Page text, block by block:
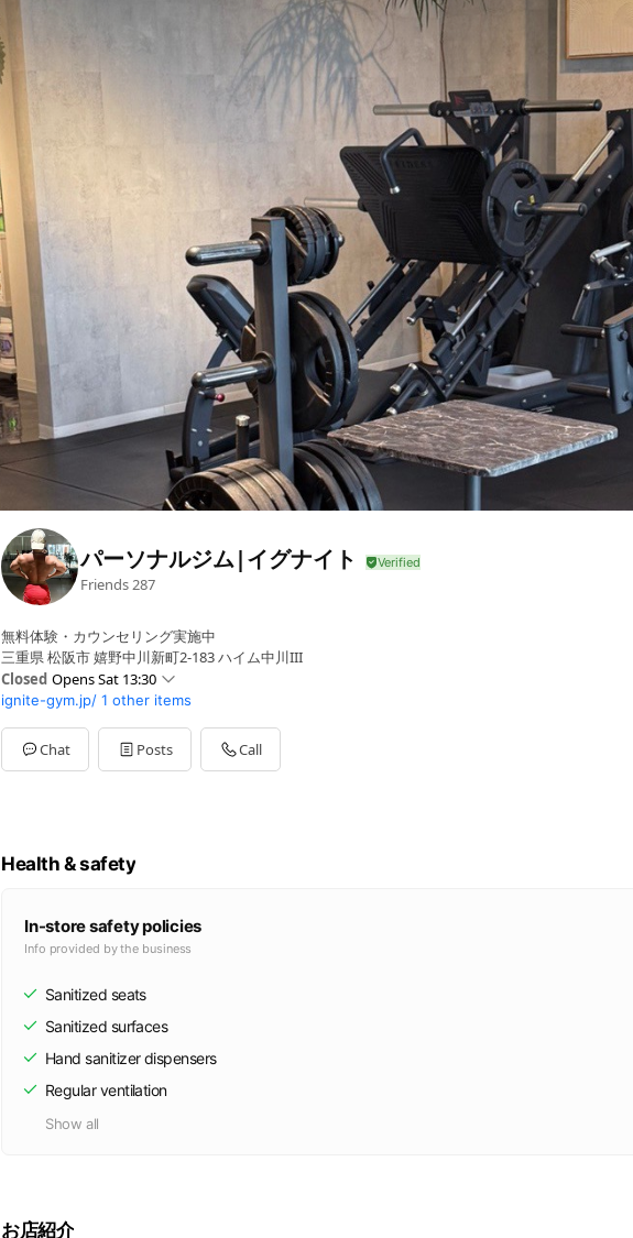
パーソナルジム|イグナイト
Friends 287
無料体験・カウンセリング実施中
三重県 松阪市 嬉野中川新町2-183 ハイム中川III
Closed Opens Sat 13:30
Sun13:30 - 23:30
Mon13:30 - 23:30
Tue13:30 - 23:30
Wed13:30 - 23:30
ignite-gym.jp/ 1 other items
Chat Posts Call
Health & safety
In-store safety policies
Info provided by the business
Sanitized seats
Sanitized surfaces
Hand sanitizer dispensers
Regular ventilation
Show all
お店紹介